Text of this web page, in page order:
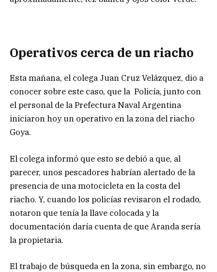
Operativos cerca de un riacho
Esta mañana, el colega Juan Cruz Velázquez, dio a
conocer sobre este caso, que la Policía, junto con
el personal de la Prefectura Naval Argentina
iniciaron hoy un operativo en la zona del riacho
Goya.
El colega informó que esto se debió a que, al
parecer, unos pescadores habrían alertado de la
presencia de una motocicleta en la costa del
riacho. Y, cuando los policías revisaron el rodado,
notaron que tenía la llave colocada y la
documentación daría cuenta de que Aranda sería
la propietaria.
El trabajo de búsqueda en la zona, sin embargo, no